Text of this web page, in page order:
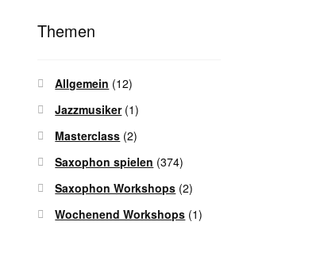
Themen
Allgemein (12)
Jazzmusiker(1)
Masterclass (2)
Saxophon spielen (374)
Saxophon Workshops (2)
Wochenend Workshops (1)